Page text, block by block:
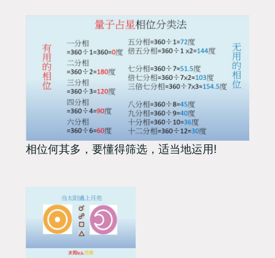
相位何其多，要懂得筛选，适当地运用!